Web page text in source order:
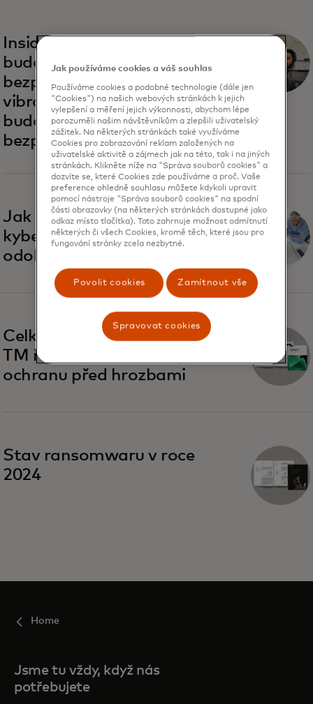
Inside Recorded Future: a
budoucnost kybernetické
bezpečnosti: Startupové
vibrace, klasický rock a
budoucnost kybernetické
bezpečnosti.
Jak zvládnout
kybernetickou krizi a zvýšit
odolnost podniku
Celkový ekonomický dopad
TM řešení Mastercard pro
ochranu před hrozbami
Stav ransomwaru v roce
2024
Home
Jsme tu vždy, když nás
potřebujete
Jak používáme cookies a váš souhlas
Používáme cookies a podobné technologie (dále jen
"Cookies") na našich webových stránkách k jejich
vylepšení a měření jejich výkonnosti, abychom lépe
porozuměli našim návštěvníkům a zlepšili uživatelský
zážitek. Na některých stránkách také využíváme
Cookies pro zobrazování reklam založených na
uživatelské aktivitě a zájmech jak na této, tak i na jiných
stránkách. Klikněte níže na "Správa souborů cookies" a
dozvíte se, které Cookies zde používáme a proč. Vaše
preference ohledně souhlasu můžete kdykoli upravit
pomocí nástroje "Správa souborů cookies" na spodní
části obrazovky (na některých stránkách dostupné jako
odkaz místo tlačítka). Toto zahrnuje možnost odmítnutí
některých či všech Cookies, kromě těch, které jsou pro
fungování stránky zcela nezbytné.
Povolit cookies Zamítnout vše
Spravovat cookies